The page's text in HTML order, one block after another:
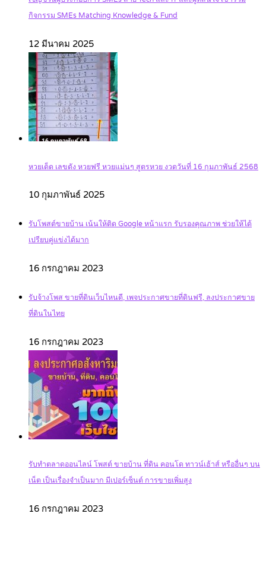
กิจกรรม SMEs Matching Knowledge & Fund
12 มีนาคม 2025
หวยเด็ด เลขดัง หวยฟรี หวยแม่นๆ สูตรหวย งวดวันที่ 16 กุมภาพันธ์ 2568
10 กุมภาพันธ์ 2025
รับโพสต์ขายบ้าน เน้นให้ติด Google หน้าแรก รับรองคุณภาพ ช่วยให้ได้
เปรียบคู่แข่งได้มาก
16 กรกฎาคม 2023
รับจ้างโพส ขายที่ดินเว็บไหนดี, เพจประกาศขายที่ดินฟรี, ลงประกาศขาย
ที่ดินในไทย
16 กรกฎาคม 2023
รับทำตลาดออนไลน์ โพสต์ ขายบ้าน ที่ดิน คอนโด ทาวน์เฮ้าส์ หรืออื่นๆ บน
เน็ต เป็นเรื่องจำเป็นมาก มีเปอร์เซ็นต์ การขายเพิ่มสูง
16 กรกฎาคม 2023